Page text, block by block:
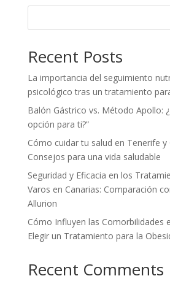
Recent Posts
La importancia del seguimiento
psicológico tras un tratamiento
Balón Gástrico vs. Método Apollo:
opción para ti?”
Cómo cuidar tu salud en Tenerife y
Consejos para una vida saludable
Seguridad y Eficacia en los
Varos en Canarias: Comparación
Allurion
Cómo Influyen las Comorbilidades
Elegir un Tratamiento para la
Recent Comments